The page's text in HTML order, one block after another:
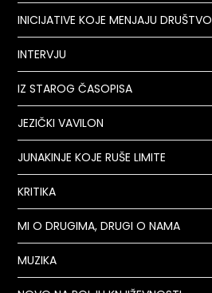
INICIJATIVE KOJE MENJAJU DRUŠTVO
INTERVJU
IZ STAROG ČASOPISA
JEZIČKI VAVILON
JUNAKINJE KOJE RUŠE LIMITE
KRITIKA
MI O DRUGIMA, DRUGI O NAMA
MUZIKA